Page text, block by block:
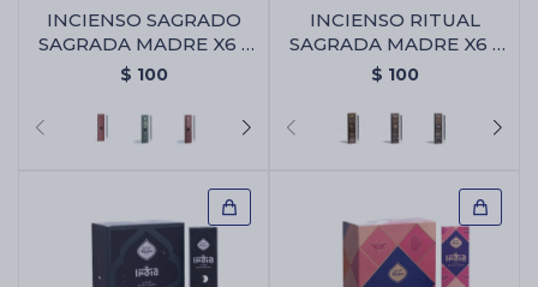
INCIENSO SAGRADO
SAGRADA MADRE X6 -
Amor Eterno
$ 100
INCIENSO RITUAL
SAGRADA MADRE X6 -
Abundancia
$ 100